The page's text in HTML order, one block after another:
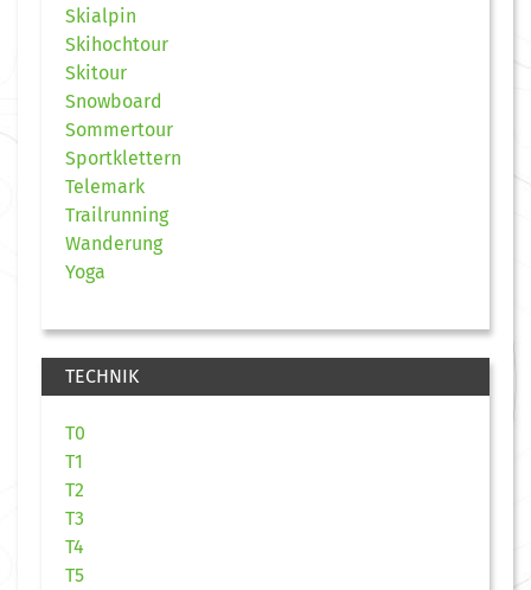
Skialpin
Skihochtour
Skitour
Snowboard
Sommertour
Sportklettern
Telemark
Trailrunning
Wanderung
Yoga
TECHNIK
T0
T1
T2
T3
T4
T5